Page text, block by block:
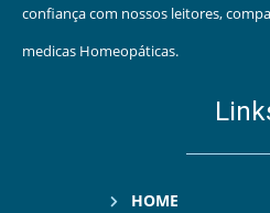
confiança com nossos leitores,
medicas Homeopáticas.
HOME